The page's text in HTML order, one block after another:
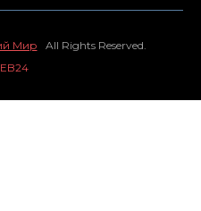
Мир All Rights Reserved.